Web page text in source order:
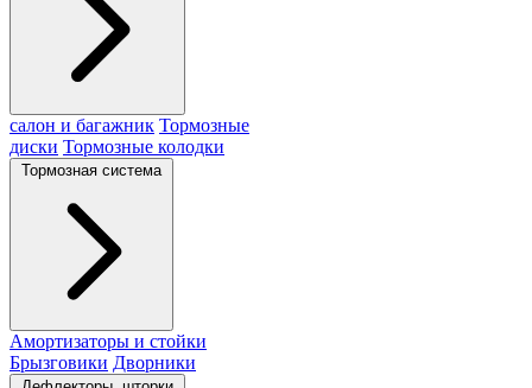
салон и багажник Тормозные
диски Тормозные колодки
Тормозная система
Амортизаторы и стойки
Брызговики Дворники